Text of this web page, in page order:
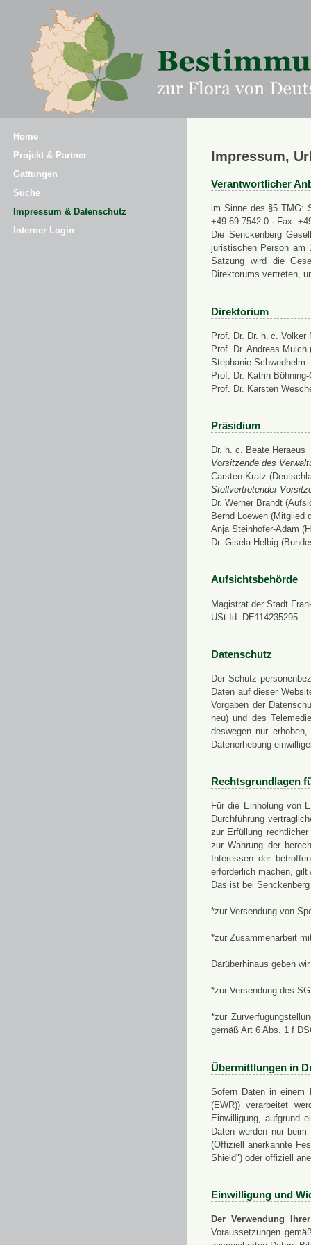
Home
Projekt & Partner
Gattungen
Suche
Impressum & Datenschutz
Interner Login
Impressum,
Verantwortlicher
im Sinne des §5 TMG:
+49 69 7542-0 · Fax:
Die Senckenberg
juristischen Person am
Satzung wird die
Direktorums vertreten,
Direktorium
Prof. Dr. Dr. h. c. Volker
Prof. Dr. Andreas
Stephanie Schwedhelm
Prof. Dr. Katrin
Prof. Dr. Karsten
Präsidium
Dr. h. c. Beate Heraeus
Vorsitzende des
Carsten Kratz
Stellvertretender
Dr. Werner Brandt
Bernd Loewen (Mitglied
Anja Steinhofer-Adam
Dr. Gisela Helbig
Aufsichtsbehörde
Magistrat der Stadt
USt-Id: DE114235295
Datenschutz
Der Schutz
Daten auf dieser
Vorgaben der
neu) und des
deswegen nur
Datenerhebung
Rechtsgrundlagen
Für die Einholung von
Durchführung
zur Erfüllung
zur Wahrung der
Interessen der
erforderlich machen,
Das ist bei
*zur Versendung von
*zur Zusammenarbeit
Darüberhinaus geben
*zur Versendung des
*zur
gemäß Art 6 Abs. 1 f
Übermittlungen in
Sofern Daten in einem
(EWR)) verarbeitet
Einwilligung, aufgrund
Daten werden nur
(Offiziell anerkannte
Shield") oder offiziell
Einwilligung und
Der Verwendung
Voraussetzungen